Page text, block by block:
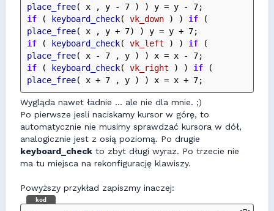
place_free( x , y - 7 ) ) y = y - 7;
if ( keyboard_check( vk_down ) ) if
place_free( x , y + 7) ) y = y + 7;
if ( keyboard_check( vk_left ) ) if
place_free( x - 7 , y ) ) x = x - 7;
if ( keyboard_check( vk_right ) ) if
place_free( x + 7 , y ) ) x = x + 7;
Wygląda nawet ładnie ... ale nie dla mnie. ;)
Po pierwsze jesli naciskamy kursor w górę, to
automatycznie nie musimy sprawdzać kursora w dół,
analogicznie jest z osią poziomą. Po drugie
keyboard_check to zbyt długi wyraz. Po trzecie nie
ma tu miejsca na rekonfigurację klawiszy.
Powyższy przykład zapiszmy inaczej:
kod